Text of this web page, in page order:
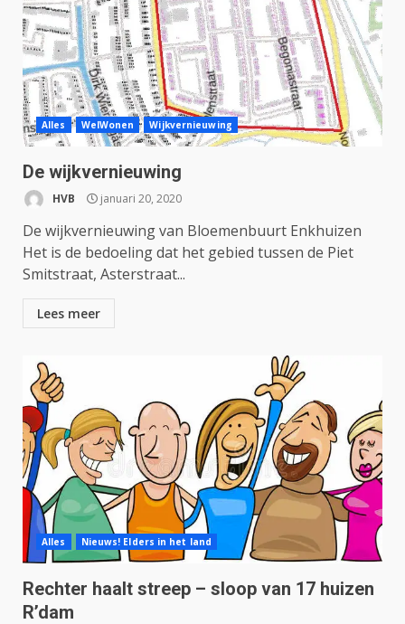
Alles WelWonen Wijkvernieuwing
De wijkvernieuwing
HVB januari 20, 2020
De wijkvernieuwing van Bloemenbuurt Enkhuizen
Het is de bedoeling dat het gebied tussen de Piet
Smitstraat, Asterstraat...
Lees meer
Alles Nieuws! Elders in het land
Rechter haalt streep – sloop van 17 huizen
R’dam